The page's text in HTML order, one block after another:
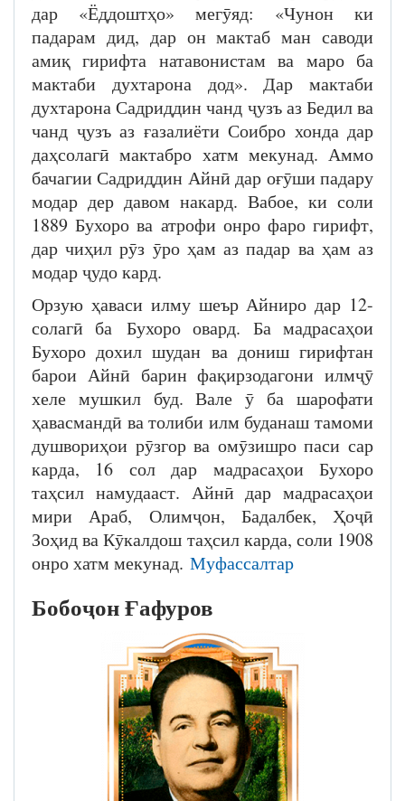
дар «Ёддоштҳо» мегӯяд: «Чунон ки
падарам дид, дар он мактаб ман саводи
амиқ гирифта натавонистам ва маро ба
мактаби духтарона дод». Дар мактаби
духтарона Садриддин чанд ҷузъ аз Бедил ва
чанд ҷузъ аз ғазалиёти Соибро хонда дар
даҳсолагӣ мактабро хатм мекунад. Аммо
бачагии Садриддин Айнӣ дар оғӯши падару
модар дер давом накард. Вабое, ки соли
1889 Бухоро ва атрофи онро фаро гирифт,
дар чиҳил рӯз ӯро ҳам аз падар ва ҳам аз
модар ҷудо кард.
Орзую ҳаваси илму шеър Айниро дар 12-
солагӣ ба Бухоро овард. Ба мадрасаҳои
Бухоро дохил шудан ва дониш гирифтан
барои Айнӣ барин фақирзодагони илмҷӯ
хеле мушкил буд. Вале ӯ ба шарофати
ҳавасмандӣ ва толиби илм буданаш тамоми
душвориҳои рӯзгор ва омӯзишро паси сар
карда, 16 сол дар мадрасаҳои Бухоро
таҳсил намудааст. Айнӣ дар мадрасаҳои
мири Араб, Олимҷон, Бадалбек, Ҳоҷӣ
Зоҳид ва Кӯкалдош таҳсил карда, соли 1908
онро хатм мекунад. Муфассалтар
Бобоҷон Ғафуров